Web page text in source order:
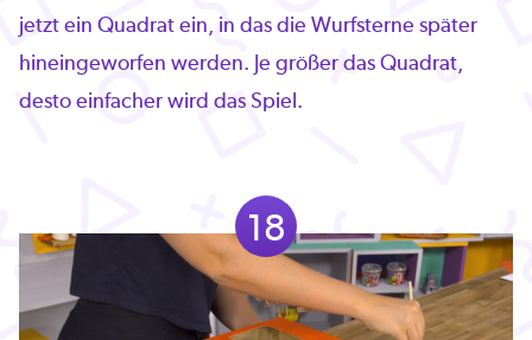
jetzt ein Quadrat ein, in das die Wurfsterne später
hineingeworfen werden. Je größer das Quadrat,
desto einfacher wird das Spiel.
18